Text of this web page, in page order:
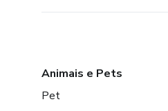
Animais e Pets
Pet